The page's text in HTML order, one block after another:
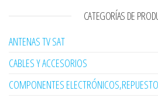
CATEGORÍAS DE
ANTENAS TV SAT
CABLES Y ACCESORIOS
COMPONENTES